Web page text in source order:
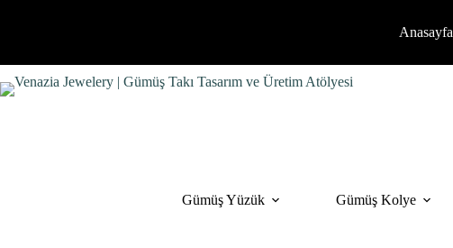
Anasayfa
Gümüş Yüzük Gümüş Kolye